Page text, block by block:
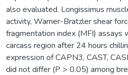
also evaluated. Longissimus
activity, Warner-Bratzler shear
fragmentation index (MFI) assays
carcass region after 24 hours
expression of CAPN3, CAST,
did not differ (P > 0.05) among